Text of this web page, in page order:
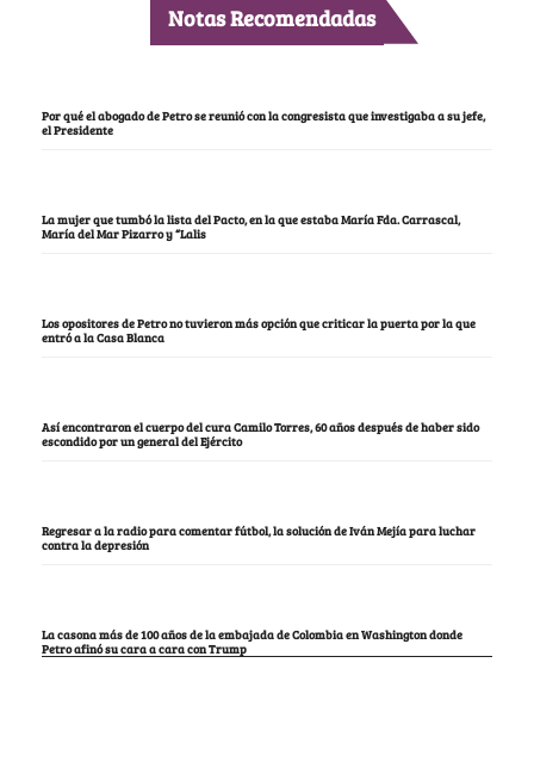
Notas Recomendadas
Por qué el abogado de Petro se reunió con la congresista que investigaba a su jefe,
el Presidente
La mujer que tumbó la lista del Pacto, en la que estaba María Fda. Carrascal,
María del Mar Pizarro y “Lalis
Los opositores de Petro no tuvieron más opción que criticar la puerta por la que
entró a la Casa Blanca
Así encontraron el cuerpo del cura Camilo Torres, 60 años después de haber sido
escondido por un general del Ejército
Regresar a la radio para comentar fútbol, la solución de Iván Mejía para luchar
contra la depresión
La casona más de 100 años de la embajada de Colombia en Washington donde
Petro afinó su cara a cara con Trump